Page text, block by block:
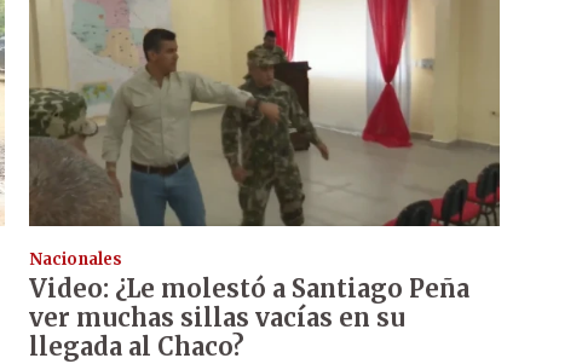
Nacionales
Video: ¿Le molestó a Santiago Peña
ver muchas sillas vacías en su
llegada al Chaco?